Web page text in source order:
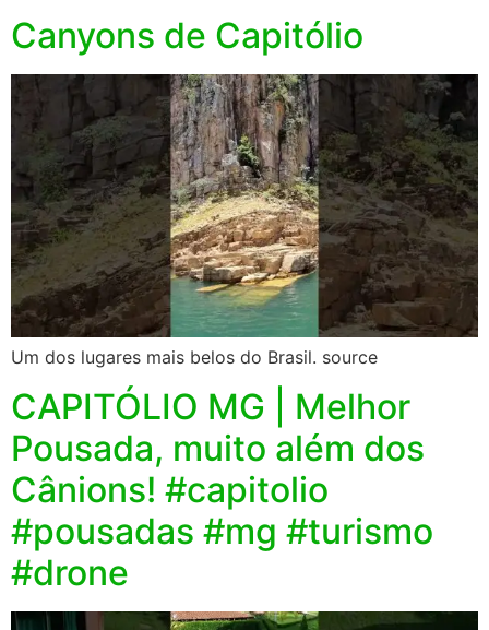
Canyons de Capitólio
Um dos lugares mais belos do Brasil. source
CAPITÓLIO MG | Melhor
Pousada, muito além dos
Cânions! #capitolio
#pousadas #mg #turismo
#drone